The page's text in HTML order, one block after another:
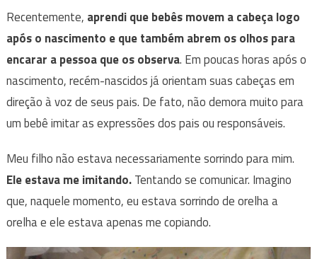
Recentemente, aprendi que bebês movem a cabeça logo
após o nascimento e que também abrem os olhos para
encarar a pessoa que os observa. Em poucas horas após o
nascimento, recém-nascidos já orientam suas cabeças em
direção à voz de seus pais. De fato, não demora muito para
um bebê imitar as expressões dos pais ou responsáveis.
Meu filho não estava necessariamente sorrindo para mim.
Ele estava me imitando.Tentando se comunicar. Imagino
que, naquele momento, eu estava sorrindo de orelha a
orelha e ele estava apenas me copiando.